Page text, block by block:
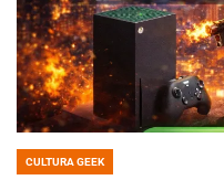
POSTED
CULTURA GEEK